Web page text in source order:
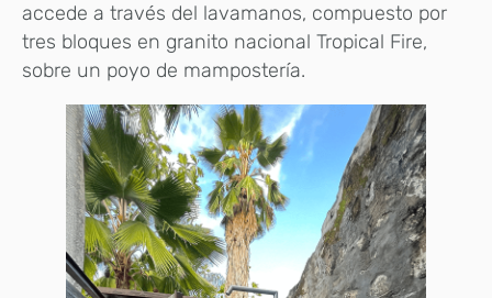
accede a través del lavamanos, compuesto por
tres bloques en granito nacional Tropical Fire,
sobre un poyo de mampostería.